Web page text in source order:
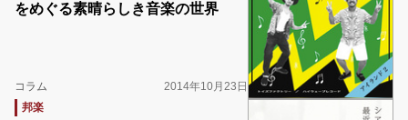
をめぐる素晴らしき音楽の世界
コラム
2014年10月23日
邦楽